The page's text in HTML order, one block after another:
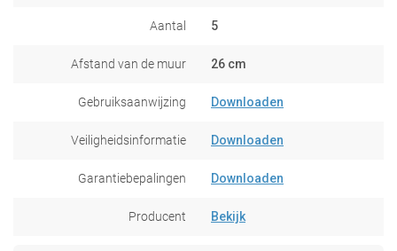
Aantal 5
Afstand van de muur 26 cm
Gebruiksaanwijzing Downloaden
Veiligheidsinformatie Downloaden
Garantiebepalingen Downloaden
Producent Bekijk